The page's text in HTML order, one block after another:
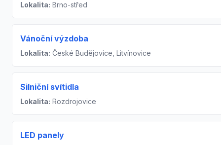
Lokalita: Brno-střed
Vánoční výzdoba
Lokalita: České Budějovice, Litvínovice
Silniční svítidla
Lokalita: Rozdrojovice
LED panely